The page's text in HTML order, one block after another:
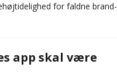
for faldne brand-
app skal være